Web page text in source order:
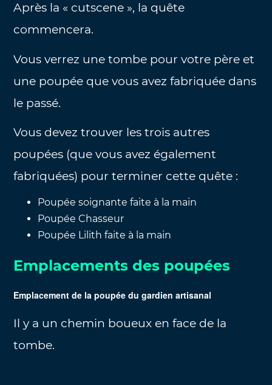
Après la « cutscene », la quête
commencera.
Vous verrez une tombe pour votre père et
une poupée que vous avez fabriquée dans
le passé.
Vous devez trouver les trois autres
poupées (que vous avez également
fabriquées) pour terminer cette quête :
Poupée soignante faite à la main
Poupée Chasseur
Poupée Lilith faite à la main
Emplacements des poupées
Emplacement de la poupée du gardien artisanal
Il y a un chemin boueux en face de la
tombe.